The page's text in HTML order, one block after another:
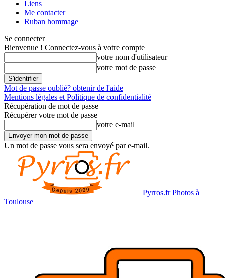
Liens
Me contacter
Ruban hommage
Se connecter
Bienvenue ! Connectez-vous à votre compte
votre nom d'utilisateur
votre mot de passe
Mot de passe oublié? obtenir de l'aide
Mentions légales et Politique de confidentialité
Récupération de mot de passe
Récupérer votre mot de passe
votre e-mail
Un mot de passe vous sera envoyé par e-mail.
Pyrros.fr Photos à
Toulouse